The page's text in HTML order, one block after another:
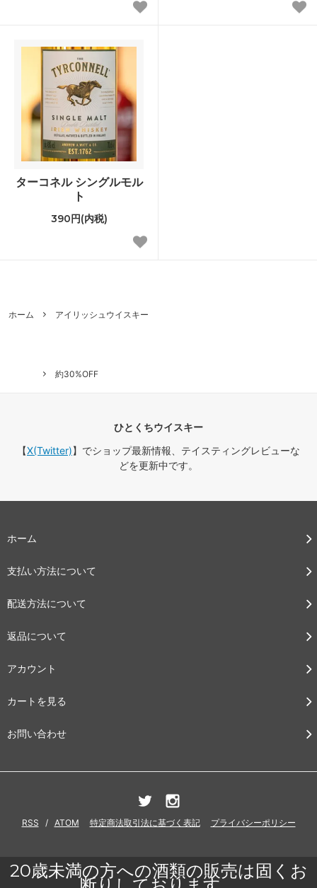
ターコネル シングルモル
ト
390円(内税)
ホーム アイリッシュウイスキー
約30%OFF
ひとくちウイスキー
【X(Twitter)】でショップ最新情報、テイスティングレビューな
どを更新中です。
ホーム
支払い方法について
配送方法について
返品について
アカウント
カートを見る
お問い合わせ
RSS / ATOM 特定商法取引法に基づく表記 プライバシーポリシー
20歳未満の方への酒類の販売は固くお